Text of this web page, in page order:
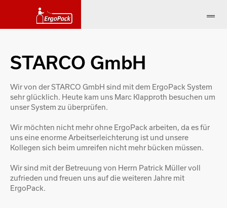
STARCO GmbH
Wir von der STARCO GmbH sind mit dem ErgoPack System
sehr glücklich. Heute kam uns Marc Klapproth besuchen um
unser System zu überprüfen.
Wir möchten nicht mehr ohne ErgoPack arbeiten, da es für
uns eine enorme Arbeitserleichterung ist und unsere
Kollegen sich beim umreifen nicht mehr bücken müssen.
Wir sind mit der Betreuung von Herrn Patrick Müller voll
zufrieden und freuen uns auf die weiteren Jahre mit
ErgoPack.